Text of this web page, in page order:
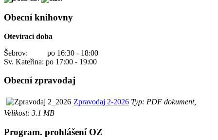
Obecní knihovny
Otevírací doba
Šebrov: po 16:30 - 18:00
Sv. Kateřina: po 17:00 - 19:00
Obecní zpravodaj
Zpravodaj 2-2026 Typ: PDF dokument,
Velikost: 3.1 MB
Program. prohlášení OZ